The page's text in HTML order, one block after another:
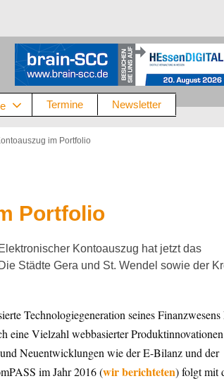
Termine Newsletter
im Portfolio
Portfolio
Kontoauszug hat jetzt das
Städte Gera und St. Wendel sowie der
Technologiegeneration seines Finanzwesens
eine Vielzahl webbasierter
Neuentwicklungen wie der E-Bilanz und der
im Jahr 2016 (wir berichteten) folgt mit